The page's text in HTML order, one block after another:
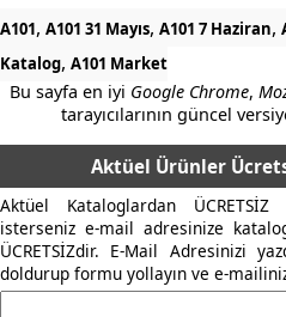
A101, A101 31 Mayıs, A101 7 Haziran,
Katalog, A101 Market
Bu sayfa en iyi Google Chrome,
tarayıcılarının güncel
Aktüel Ürünler
Aktüel Kataloglardan
isterseniz e-mail adresinize
ÜCRETSİZdir. E-Mail Adresinizi
doldurup formu yollayın ve e-